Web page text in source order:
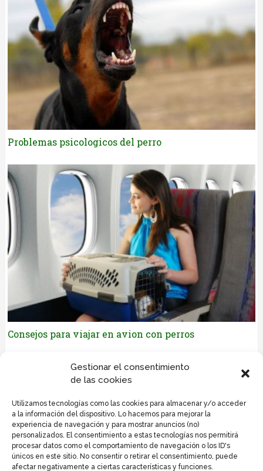
Gestionar el consentimiento
de las cookies
Utilizamos tecnologías como las cookies para almacenar y/o acceder
a la información del dispositivo. Lo hacemos para mejorar la
experiencia de navegación y para mostrar anuncios (no)
personalizados. El consentimiento a estas tecnologías nos permitirá
procesar datos como el comportamiento de navegación o los ID's
únicos en este sitio. No consentir o retirar el consentimiento, puede
afectar negativamente a ciertas características y funciones.
Problemas psicologicos del perro
Consejos para viajar en avion con perros
Déjanos tus comentarios
comentario.